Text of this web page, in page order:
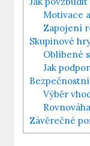
Motivace
Zapojení
Skupinové
Oblíbené
Jak
Výběr
Závěrečné